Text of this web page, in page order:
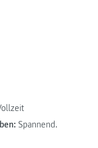
Spannend.